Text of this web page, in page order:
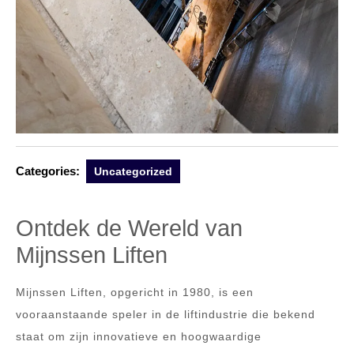
Categories: Uncategorized
Ontdek de Wereld van
Mijnssen Liften
Mijnssen Liften, opgericht in 1980, is een
vooraanstaande speler in de liftindustrie die bekend
staat om zijn innovatieve en hoogwaardige